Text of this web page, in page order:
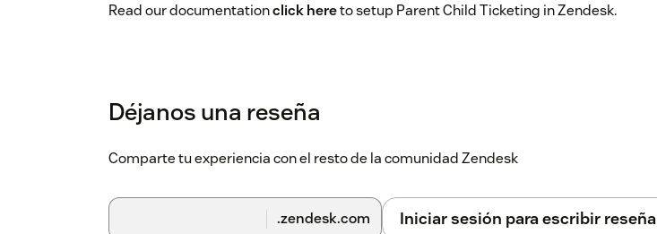
Read our documentationclick hereto setup Parent Child Ticketing in Zendesk.
Déjanos una reseña
Comparte tu experiencia con el resto de la comunidad Zendesk
.zendesk.com Iniciar sesión para escribir reseña